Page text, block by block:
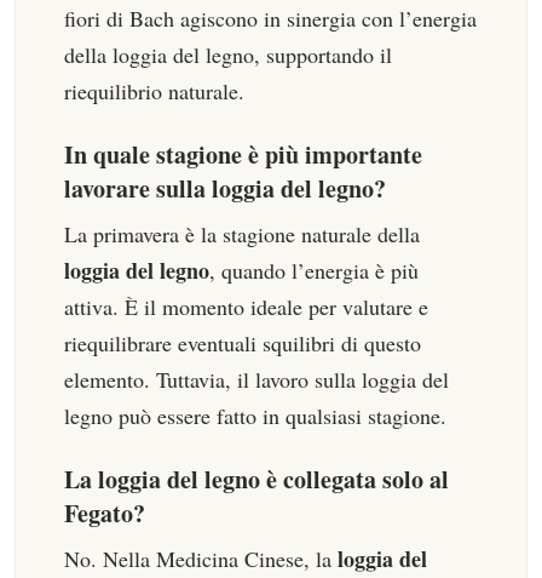
fiori di Bach agiscono in sinergia con l’energia
della loggia del legno, supportando il
riequilibrio naturale.
In quale stagione è più importante
lavorare sulla loggia del legno?
La primavera è la stagione naturale della
loggia del legno, quando l’energia è più
attiva. È il momento ideale per valutare e
riequilibrare eventuali squilibri di questo
elemento. Tuttavia, il lavoro sulla loggia del
legno può essere fatto in qualsiasi stagione.
La loggia del legno è collegata solo al
Fegato?
No. Nella Medicina Cinese, la loggia del